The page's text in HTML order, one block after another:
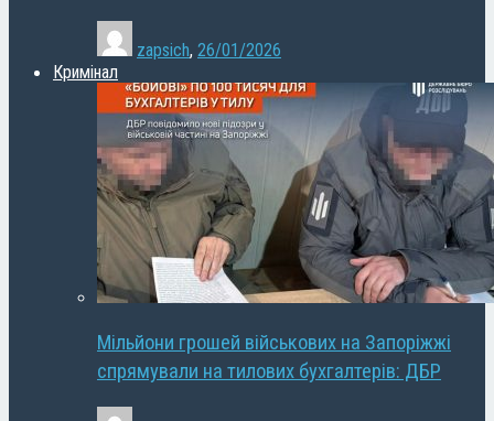
zapsich, 26/01/2026
Кримінал
Мільйони грошей військових на Запоріжжі
спрямували на тилових бухгалтерів: ДБР